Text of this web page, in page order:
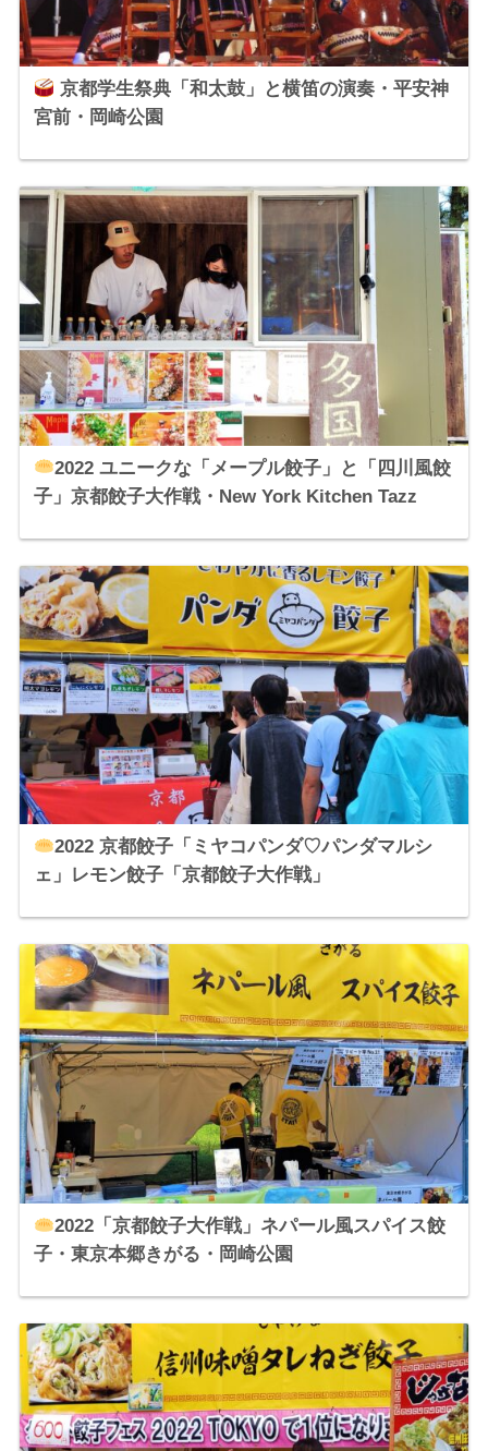
京都学生祭典「和太鼓」と横笛の演奏・平安神
宮前・岡崎公園
2022 ユニークな「メープル餃子」と「四川風餃
子」京都餃子大作戦・New York Kitchen Tazz
2022 京都餃子「ミヤコパンダ♡パンダマルシ
ェ」レモン餃子「京都餃子大作戦」
2022「京都餃子大作戦」ネパール風スパイス餃
子・東京本郷きがる・岡崎公園